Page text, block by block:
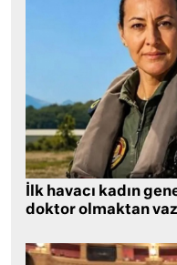
İlk havacı kadın
doktor olmaktan